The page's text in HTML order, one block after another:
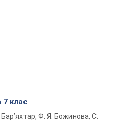
7 клас
Бар’яхтар, Ф. Я. Божинова, С.